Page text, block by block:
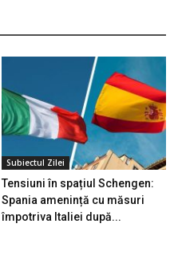
Subiectul Zilei
Tensiuni în spațiul Schengen:
Spania amenință cu măsuri
împotriva Italiei după...